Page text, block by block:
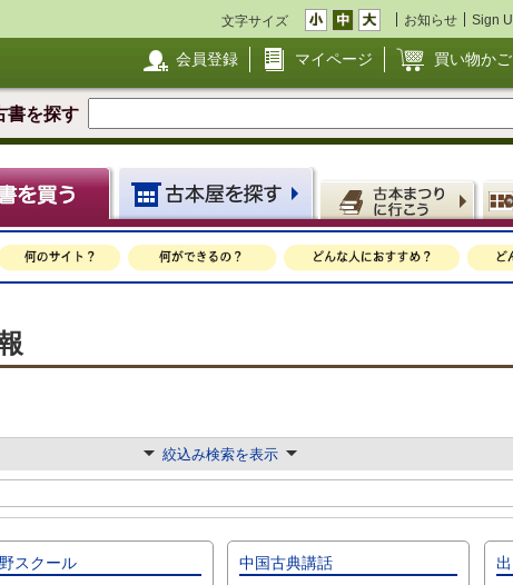
文字サイズ お知らせ Sign
会員登録 マイページ 買い物か
書を探す
絞込み検索を表示
スクール 中国古典講話